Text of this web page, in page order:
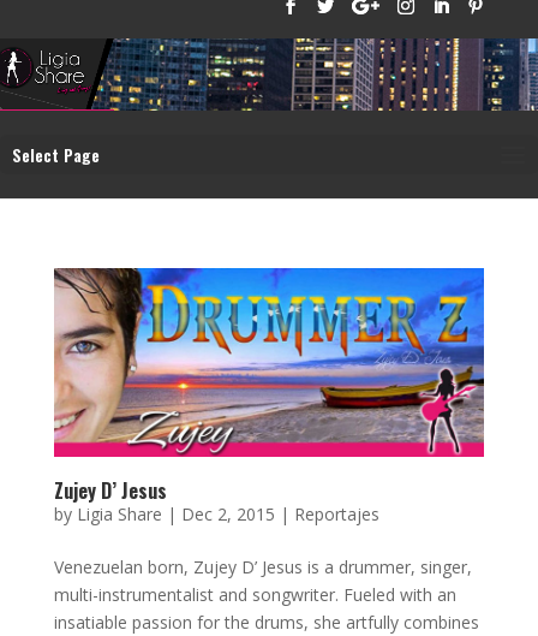
Select Page
Zujey D’ Jesus
by Ligia Share | Dec 2, 2015 | Reportajes
Venezuelan born, Zujey D’ Jesus is a drummer, singer,
multi-instrumentalist and songwriter. Fueled with an
insatiable passion for the drums, she artfully combines